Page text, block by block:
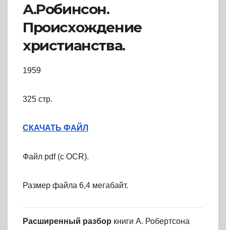
А.Робинсон.
Происхождение
христианства.
1959
325 стр.
СКАЧАТЬ ФАЙЛ
Файл pdf (с OCR).
Размер файла 6,4 мегабайт.
Расширенный разбор книги А. Робертсона